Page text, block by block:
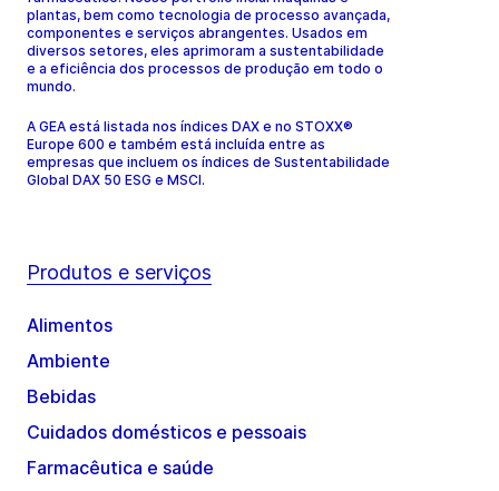
plantas, bem como tecnologia de processo avançada,
componentes e serviços abrangentes. Usados em
diversos setores, eles aprimoram a sustentabilidade
e a eficiência dos processos de produção em todo o
mundo.
A GEA está listada nos índices DAX e no STOXX®
Europe 600 e também está incluída entre as
empresas que incluem os índices de Sustentabilidade
Global DAX 50 ESG e MSCI.
Produtos e serviços
Alimentos
Ambiente
Bebidas
Cuidados domésticos e pessoais
Farmacêutica e saúde